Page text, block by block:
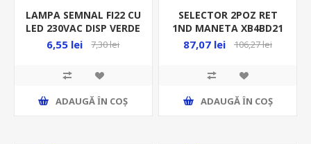
LAMPA SEMNAL FI22 CU
LED 230VAC DISP VERDE
02-533
6,55 lei 7,30 lei
ADAUGĂ ȊN COŞ
SELECTOR 2POZ RET
1ND MANETA XB4BD21
87,07 lei 106,27 lei
ADAUGĂ ȊN COŞ